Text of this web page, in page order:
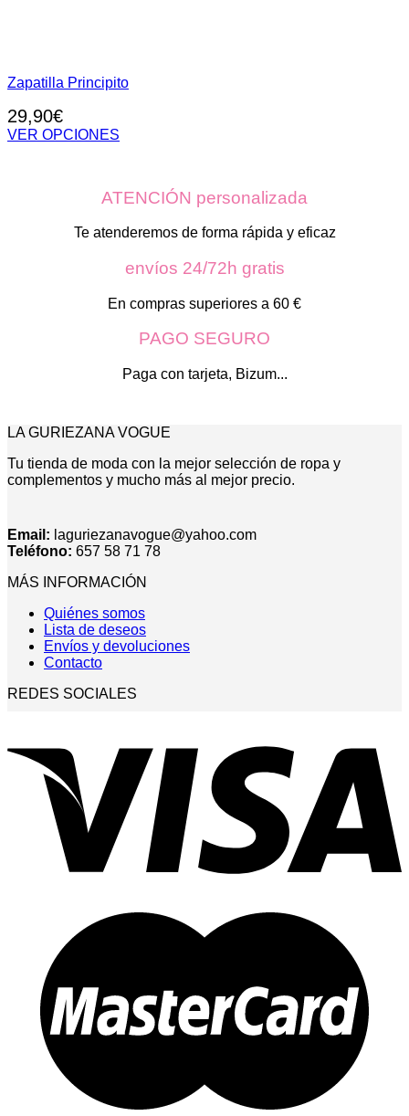
Zapatilla Principito
29,90€
VER OPCIONES
ATENCIÓN personalizada
Te atenderemos de forma rápida y eficaz
envíos 24/72h gratis
En compras superiores a 60 €
PAGO SEGURO
Paga con tarjeta, Bizum...
LA GURIEZANA VOGUE
Tu tienda de moda con la mejor selección de ropa y
complementos y mucho más al mejor precio.
Email: laguriezanavogue@yahoo.com
Teléfono: 657 58 71 78
MÁS INFORMACIÓN
Quiénes somos
Lista de deseos
Envíos y devoluciones
Contacto
REDES SOCIALES